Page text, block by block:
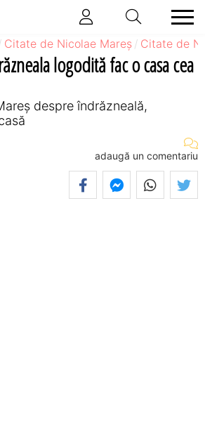
Citate de Nicolae Mareș Citate de
logodită fac o casa cea
despre îndrăzneală,
adaugă un comentariu